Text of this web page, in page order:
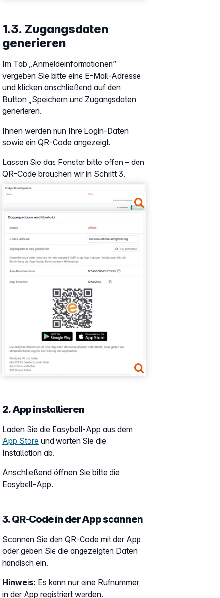
1.3. Zugangsdaten
generieren
Show larger version
Show larger version
Im Tab „Anmeldeinformationen”
vergeben Sie bitte eine E-Mail-Adresse
und klicken anschließend auf den
Button „Speichern und Zugangsdaten
generieren.
Ihnen werden nun Ihre Login-Daten
sowie ein QR-Code angezeigt.
Lassen Sie das Fenster bitte offen – den
QR-Code brauchen wir in Schritt 3.
2. App installieren
Laden Sie die Easybell-App aus dem
App Store und warten Sie die
Installation ab.
Anschließend öffnen Sie bitte die
Easybell-App.
3. QR-Code in der App scannen
Scannen Sie den QR-Code mit der App
oder geben Sie die angezeigten Daten
händisch ein.
Hinweis: Es kann nur eine Rufnummer
in der App registriert werden.